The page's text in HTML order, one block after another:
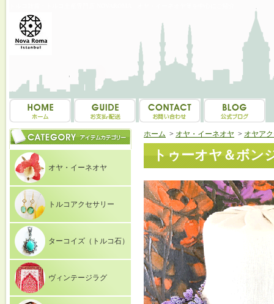
オヤ・イーネオヤ
トルコアクセサリー
ターコイズ（トルコ石）
ヴィンテージラグ
ホーム > オヤ・イーネオヤ > オヤア
トゥーオヤ＆ボン